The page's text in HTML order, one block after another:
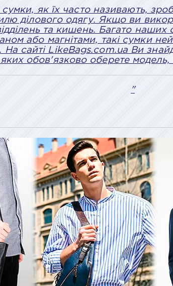
сумки, як їх часто називають,
ділового одягу. Якщо ви
та кишень. Багато
або магнітами, такі сумки
На сайті LikeBags.com.ua Ви
яких обов'язково оберете
"